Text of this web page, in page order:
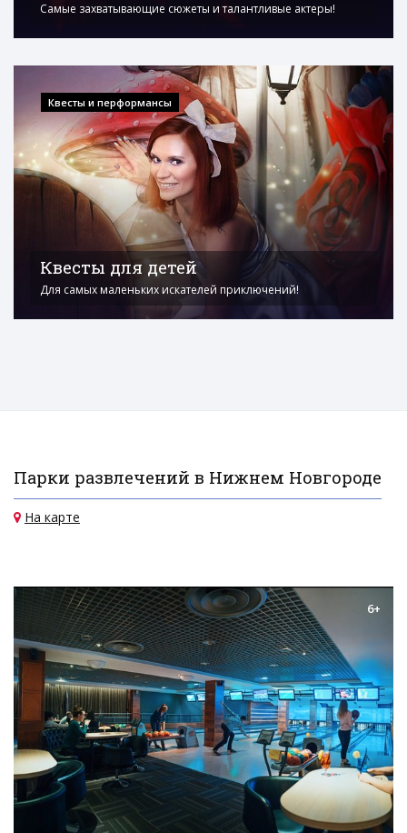
Самые захватывающие сюжеты и талантливые актеры!
Квесты и перформансы
Квесты для детей
Для самых маленьких искателей приключений!
Парки развлечений в Нижнем Новгороде
На карте
6+